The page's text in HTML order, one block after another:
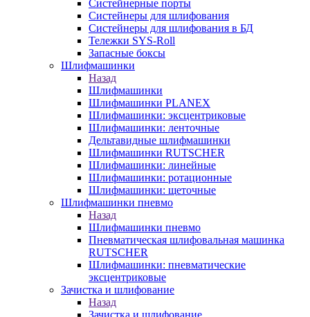
Систейнерные порты
Систейнеры для шлифования
Систейнеры для шлифования в БД
Тележки SYS-Roll
Запасные боксы
Шлифмашинки
Назад
Шлифмашинки
Шлифмашинки PLANEX
Шлифмашинки: эксцентриковые
Шлифмашинки: ленточные
Дельтавидные шлифмашинки
Шлифмашинки RUTSCHER
Шлифмашинки: линейные
Шлифмашинки: ротационные
Шлифмашинки: щеточные
Шлифмашинки пневмо
Назад
Шлифмашинки пневмо
Пневматическая шлифовальная машинка
RUTSCHER
Шлифмашинки: пневматические
эксцентриковые
Зачистка и шлифование
Назад
Зачистка и шлифование